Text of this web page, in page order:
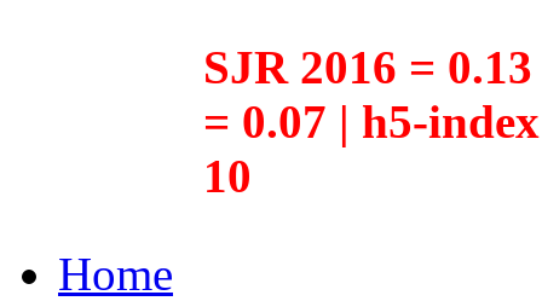
SJR 2016 =
= 0.07 | h5-
10
Home